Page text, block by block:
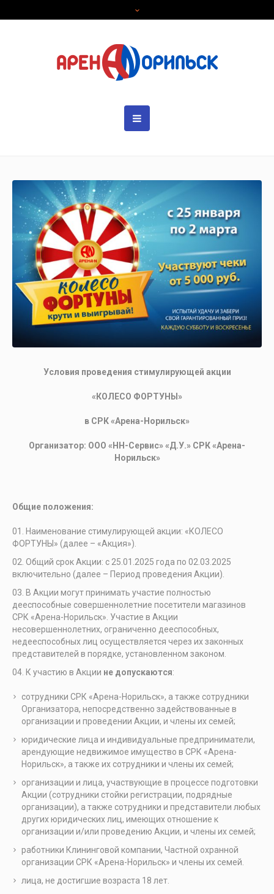
Условия проведения стимулирующей акции
«КОЛЕСО ФОРТУНЫ»
в СРК «Арена-Норильск»
Организатор: ООО «НН-Сервис» «Д.У.» СРК «Арена-
Норильск»
Общие положения:
Наименование стимулирующей акции: «КОЛЕСО
ФОРТУНЫ» (далее – «Акция»).
Общий срок Акции: с 25.01.2025 года по 02.03.2025
включительно (далее – Период проведения Акции).
В Акции могут принимать участие полностью
дееспособные совершеннолетние посетители магазинов
СРК «Арена-Норильск». Участие в Акции
несовершеннолетних, ограниченно дееспособных,
недееспособных лиц осуществляется через их законных
представителей в порядке, установленном законом.
К участию в Акции не допускаются:
сотрудники СРК «Арена-Норильск», а также сотрудники
Организатора, непосредственно задействованные в
организации и проведении Акции, и члены их семей;
юридические лица и индивидуальные предприниматели,
арендующие недвижимое имущество в СРК «Арена-
Норильск», а также их сотрудники и члены их семей;
организации и лица, участвующие в процессе подготовки
Акции (сотрудники стойки регистрации, подрядные
организации), а также сотрудники и представители любых
других юридических лиц, имеющих отношение к
организации и/или проведению Акции, и члены их семей;
работники Клининговой компании, Частной охранной
организации СРК «Арена-Норильск» и члены их семей.
лица, не достигшие возраста 18 лет.